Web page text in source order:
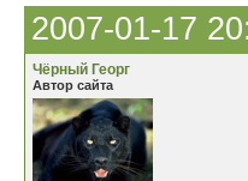
2007-01-17
Чёрный Георг
Автор сайта